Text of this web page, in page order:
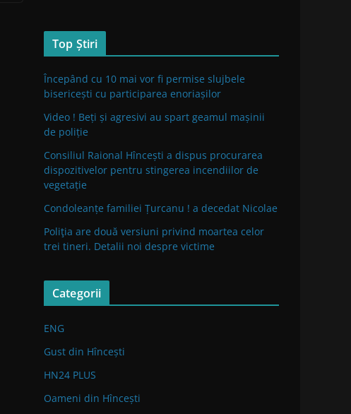
Top Știri
Începând cu 10 mai vor fi permise slujbele
bisericești cu participarea enoriașilor
Video ! Beți și agresivi au spart geamul mașinii
de poliție
Consiliul Raional Hîncești a dispus procurarea
dispozitivelor pentru stingerea incendiilor de
vegetație
Condoleanțe familiei Țurcanu ! a decedat Nicolae
Poliţia are două versiuni privind moartea celor
trei tineri. Detalii noi despre victime
Categorii
ENG
Gust din Hîncești
HN24 PLUS
Oameni din Hîncești